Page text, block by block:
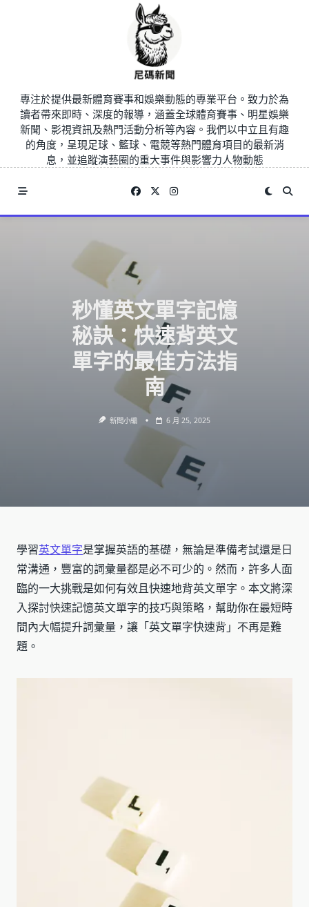
專注於提供最新體育賽事和娛樂動態的專業平台。致力於為
讀者帶來即時、深度的報導，涵蓋全球體育賽事、明星娛樂
新聞、影視資訊及熱門活動分析等內容。我們以中立且有趣
的角度，呈現足球、籃球、電競等熱門體育項目的最新消
息，並追蹤演藝圈的重大事件與影響力人物動態
秒懂英文單字記憶
秘訣：快速背英文
單字的最佳方法指
南
新聞小編 6 月 25, 2025
學習英文單字是掌握英語的基礎，無論是準備考試還是日
常溝通，豐富的詞彙量都是必不可少的。然而，許多人面
臨的一大挑戰是如何有效且快速地背英文單字。本文將深
入探討快速記憶英文單字的技巧與策略，幫助你在最短時
間內大幅提升詞彙量，讓「英文單字快速背」不再是難
題。